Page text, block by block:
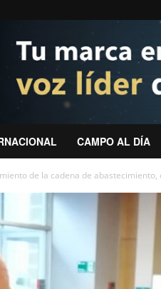
CAMPO AL DÍA
de la cadena de abastecimiento,